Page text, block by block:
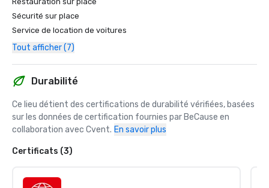
Sécurité sur place
Service de location de voitures
Tout afficher (7)
Durabilité
Ce lieu détient des certifications de durabilité vérifiées, basées
sur les données de certification fournies par BeCause en
collaboration avec Cvent. En savoir plus
Certificats (3)